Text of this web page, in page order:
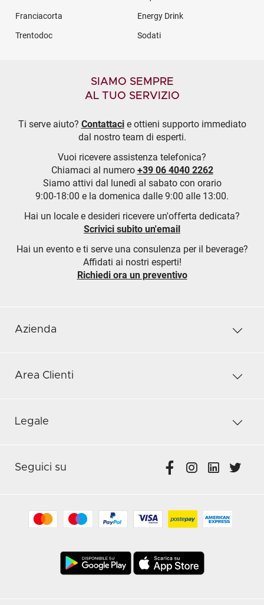
Franciacorta Energy Drink
Trentodoc Sodati
SIAMO SEMPRE
AL TUO SERVIZIO
Ti serve aiuto? Contattacie ottieni supporto immediato
dal nostro team di esperti.
Vuoi ricevere assistenza telefonica?
Chiamaci al numero +39 06 4040 2262
Siamo attivi dal lunedì al sabato con orario
9:00-18:00 e la domenica dalle 9:00 alle 13:00.
Hai un locale e desideri ricevere un'offerta dedicata?
Scrivici subito un'email
Hai un evento e ti serve una consulenza per il beverage?
Affidati ai nostri esperti!
Richiedi ora un preventivo
Azienda
Area Clienti
Legale
Seguici su